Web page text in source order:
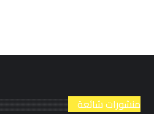
منشورات شائعة